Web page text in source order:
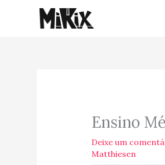
Ensino
Deixe um
Matthiesen